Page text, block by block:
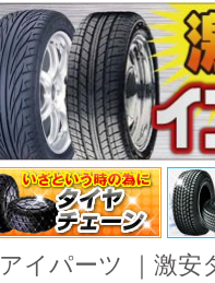
アイパーツ ｜ 激安